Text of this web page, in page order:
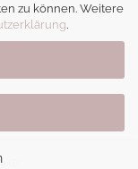
zu können. Weitere
.
ⓘ